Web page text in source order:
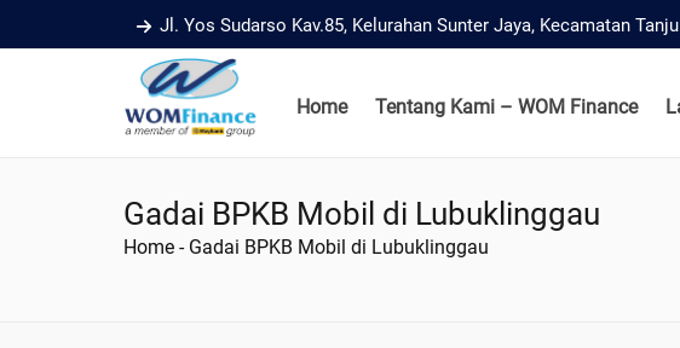
Jl. Yos Sudarso Kav.85, Kelurahan Sunter Jaya, Kecamatan
Home Tentang Kami – WOM Finance
Gadai BPKB Mobil di Lubuklinggau
Home - Gadai BPKB Mobil di Lubuklinggau